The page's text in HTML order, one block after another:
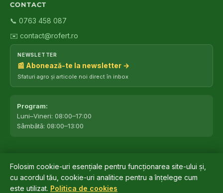
CONTACT
📞 0763 458 087
✉️ contact@rofert.ro
NEWSLETTER
📰 Abonează-te la newsletter →
Sfaturi agro și articole noi direct în inbox
Program:
Luni–Vineri: 08:00–17:00
Sâmbătă: 08:00–13:00
ROfert România SRL. Toate drepturile rezervate.
®
Marca ROfert® este înregistrată oficial la OSIM ✔ · Depusă: 04 iunie
Folosim cookie-uri esențiale pentru funcționarea site-ului și,
cu acordul tău, cookie-uri analitice pentru a înțelege cum
este utilizat. Politica de cookies